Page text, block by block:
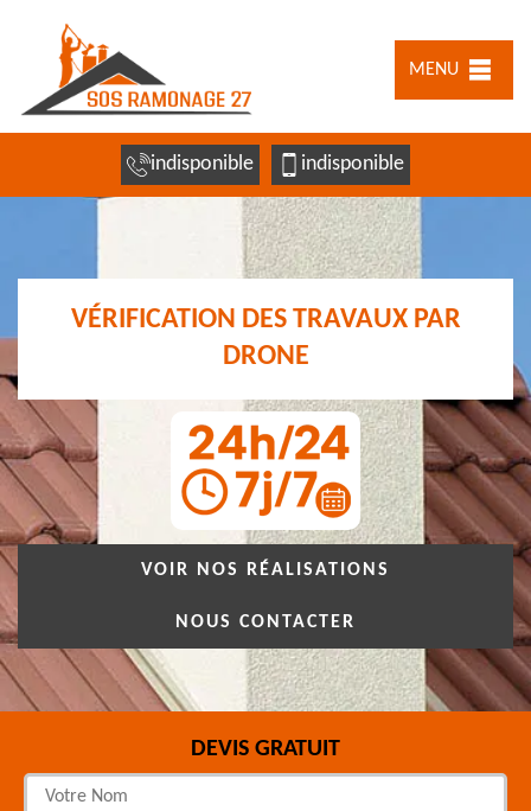
MENU
indisponible indisponible
VÉRIFICATION DES TRAVAUX PAR
DRONE
VOIR NOS RÉALISATIONS
NOUS CONTACTER
DEVIS GRATUIT